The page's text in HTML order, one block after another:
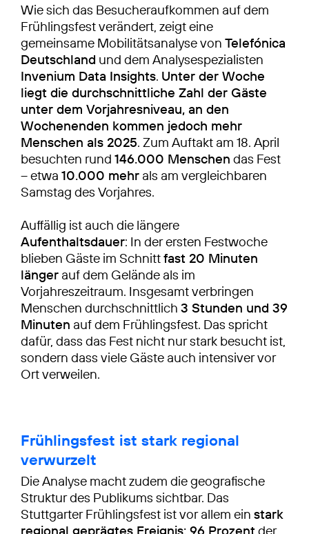
Wie sich das Besucheraufkommen auf dem
Frühlingsfest verändert, zeigt eine
gemeinsame Mobilitätsanalyse von Telefónica
Deutschland und dem Analysespezialisten
Invenium Data Insights. Unter der Woche
liegt die durchschnittliche Zahl der Gäste
unter dem Vorjahresniveau, an den
Wochenenden kommen jedoch mehr
Menschen als 2025. Zum Auftakt am 18. April
besuchten rund 146.000 Menschen das Fest
– etwa 10.000 mehr als am vergleichbaren
Samstag des Vorjahres.
Auffällig ist auch die längere
Aufenthaltsdauer: In der ersten Festwoche
blieben Gäste im Schnittfast 20 Minuten
länger auf dem Gelände als im
Vorjahreszeitraum. Insgesamt verbringen
Menschen durchschnittlich 3 Stunden und 39
Minuten auf dem Frühlingsfest. Das spricht
dafür, dass das Fest nicht nur stark besucht ist,
sondern dass viele Gäste auch intensiver vor
Ort verweilen.
Frühlingsfest ist stark regional
verwurzelt
Die Analyse macht zudem die geografische
Struktur des Publikums sichtbar. Das
Stuttgarter Frühlingsfest ist vor allem ein stark
regional geprägtes Ereignis: 96 Prozent der